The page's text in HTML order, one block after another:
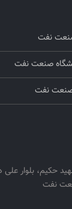
نفت
صنعت نفت
نفت
شهید حکیم، بلوار
نفت